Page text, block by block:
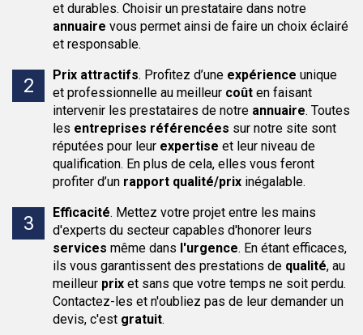
et durables. Choisir un prestataire dans notre
annuaire vous permet ainsi de faire un choix éclairé
et responsable.
Prix attractifs. Profitez d’une expérience unique
et professionnelle au meilleur coût en faisant
intervenir les prestataires de notre annuaire. Toutes
les entreprises référencées sur notre site sont
réputées pour leur expertise et leur niveau de
qualification. En plus de cela, elles vous feront
profiter d’un rapport qualité/prix inégalable.
Efficacité. Mettez votre projet entre les mains
d'experts du secteur capables d'honorer leurs
services même dans l'urgence. En étant efficaces,
ils vous garantissent des prestations de qualité, au
meilleur prix et sans que votre temps ne soit perdu.
Contactez-les et n'oubliez pas de leur demander un
devis, c'est gratuit.